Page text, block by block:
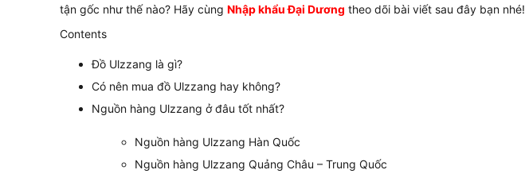
tận gốc như thế nào? Hãy cùng Nhập khẩu Đại Dương theo dõi bài viết sau đây bạn nhé!
Contents
Đồ Ulzzang là gì?
Có nên mua đồ Ulzzang hay không?
Nguồn hàng Ulzzang ở đâu tốt nhất?
Nguồn hàng Ulzzang Hàn Quốc
Nguồn hàng Ulzzang Quảng Châu – Trung Quốc